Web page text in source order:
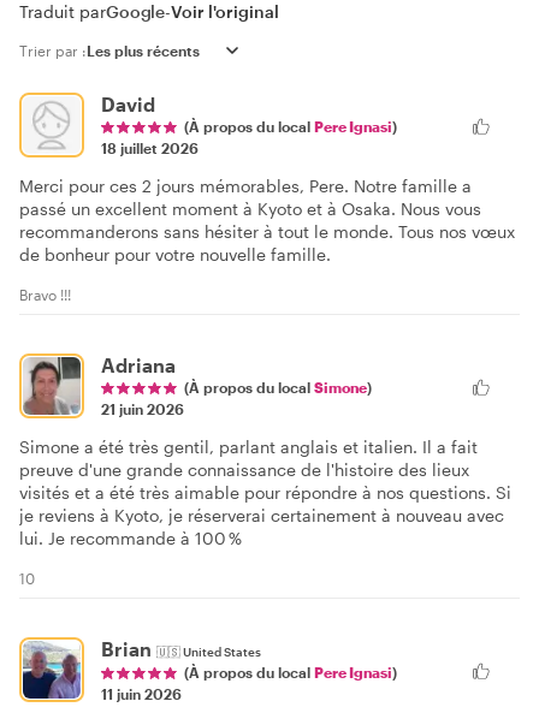
Traduit parGoogle-Voir l'original
Trier par :
David
(À propos du local Pere Ignasi)
18 juillet 2026
Merci pour ces 2 jours mémorables, Pere. Notre famille a
passé un excellent moment à Kyoto et à Osaka. Nous vous
recommanderons sans hésiter à tout le monde. Tous nos vœux
de bonheur pour votre nouvelle famille.
Bravo !!!
Adriana
(À propos du local Simone)
21 juin 2026
Simone a été très gentil, parlant anglais et italien. Il a fait
preuve d'une grande connaissance de l'histoire des lieux
visités et a été très aimable pour répondre à nos questions. Si
je reviens à Kyoto, je réserverai certainement à nouveau avec
lui. Je recommande à 100 %
10
Brian 🇺🇸United States
(À propos du local Pere Ignasi)
11 juin 2026